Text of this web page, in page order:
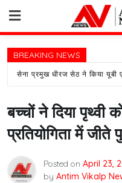
content
BREAKING NEWS
सेना प्रमुख धीरज सेठ ने किया यूबी
बच्चों ने दिया पृथ्वी
प्रतियोगिता में जीते
Posted on April 23,
by Antim Vikalp